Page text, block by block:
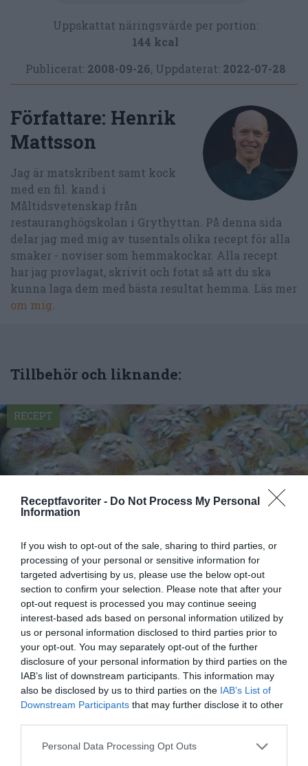
Receptfavoriter - Do Not Process My Personal
Information
If you wish to opt-out of the sale, sharing to third parties, or
processing of your personal or sensitive information for
targeted advertising by us, please use the below opt-out
section to confirm your selection. Please note that after your
opt-out request is processed you may continue seeing
interest-based ads based on personal information utilized by
us or personal information disclosed to third parties prior to
your opt-out. You may separately opt-out of the further
disclosure of your personal information by third parties on the
IAB’s list of downstream participants. This information may
also be disclosed by us to third parties on the IAB’s List of
Downstream Participants that may further disclose it to other
Personal Data Processing Opt Outs
Uppskattat näringsvärde per portion:
144 kcal
Publicerat: 2008-09-26, Uppdaterat: 2022-07-28
Författare: Henrik
Mattsson
Jag är matskribent samt kock
med en fil. kand i
Måltidsvetenskap från
restauranghögskolan i Grythyttan. På denna sida
delar jag med mig av tusentals olika recept för alla
smaker - noviser som hemmakockar. Alla recept
har jag provlagat, skrivit och fotat så att du ska
kunna laga dem med bästa resultat hemma. Läs mer
om mig
Tillbehör och liknande:
Brytbröd i långpanna
Baka ett gott brytbröd i långpanna. Lättbakat till
många för fest, middag och buffé. Brytbröd är...
RECEPT
RECEPT